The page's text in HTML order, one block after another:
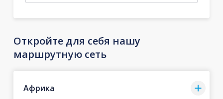
Откройте для себя нашу
маршрутную сеть
Африка